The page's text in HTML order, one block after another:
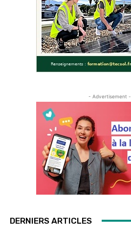
- Advertisement -
DERNIERS ARTICLES